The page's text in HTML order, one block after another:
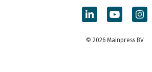
© 2026 Mainpress BV